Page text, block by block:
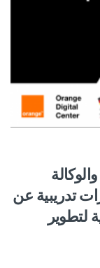
تدريبية عن
لتطوير